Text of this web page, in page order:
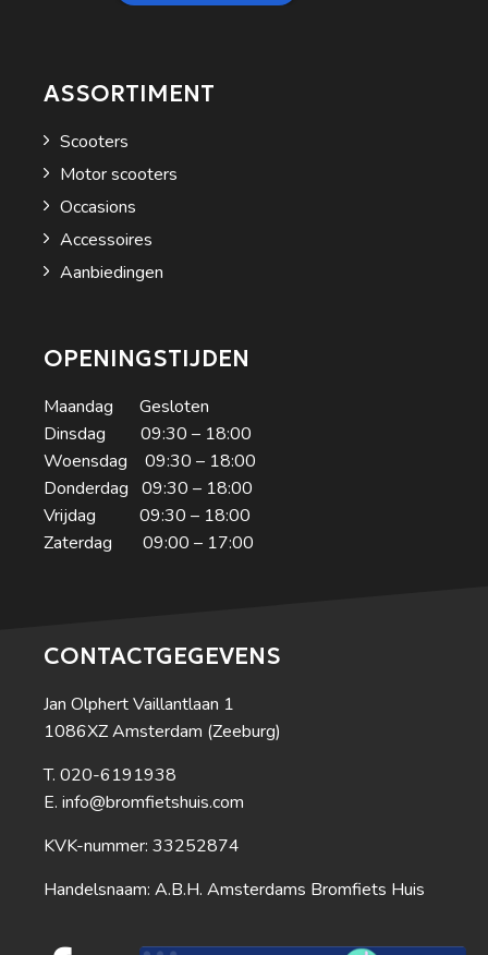
ASSORTIMENT
Scooters
Motor scooters
Occasions
Accessoires
Aanbiedingen
OPENINGSTIJDEN
Maandag Gesloten
Dinsdag 09:30 – 18:00
Woensdag 09:30 – 18:00
Donderdag 09:30 – 18:00
Vrijdag 09:30 – 18:00
Zaterdag 09:00 – 17:00
CONTACTGEGEVENS
Jan Olphert Vaillantlaan 1
1086XZ Amsterdam (Zeeburg)
020-6191938
info@bromfietshuis.com
KVK-nummer: 33252874
Handelsnaam: A.B.H. Amsterdams Bromfiets Huis